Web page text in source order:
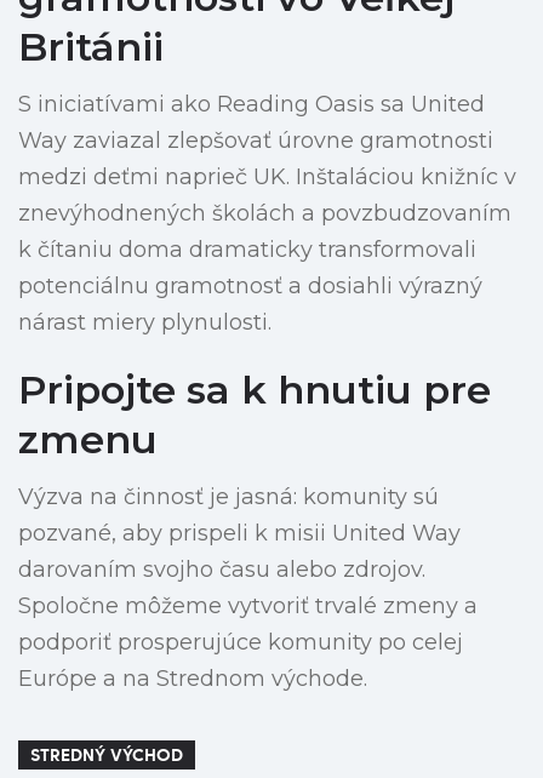
Británii
S iniciatívami ako Reading Oasis sa United
Way zaviazal zlepšovať úrovne gramotnosti
medzi deťmi naprieč UK. Inštaláciou knižníc v
znevýhodnených školách a povzbudzovaním
k čítaniu doma dramaticky transformovali
potenciálnu gramotnosť a dosiahli výrazný
nárast miery plynulosti.
Pripojte sa k hnutiu pre
zmenu
Výzva na činnosť je jasná: komunity sú
pozvané, aby prispeli k misii United Way
darovaním svojho času alebo zdrojov.
Spoločne môžeme vytvoriť trvalé zmeny a
podporiť prosperujúce komunity po celej
Európe a na Strednom východe.
STREDNÝ VÝCHOD